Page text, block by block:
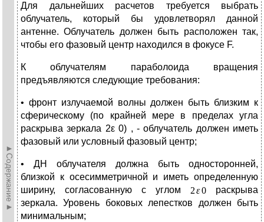
►Содержание►
Для дальнейших расчетов требуется выбрать
облучатель, который бы удовлетворял данной
антенне. Облучатель должен быть расположен так,
чтобы его фазовый центр находился в фокусе F.
К облучателям параболоида вращения
предъявляются следующие требования:
• фронт излучаемой волны должен быть близким к
сферическому (по крайней мере в пределах угла
раскрыва зеркала 2ε 0) , - облучатель должен иметь
фазовый или условный фазовый центр;
• ДН облучателя должна быть односторонней,
близкой к осесимметричной и иметь определенную
ширину, согласованную с углом
раскрыва
зеркала. Уровень боковых лепестков должен быть
минимальным;